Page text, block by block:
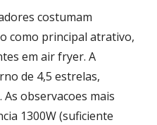
costumam
como principal atrativo,
em air fryer. A
de 4,5 estrelas,
observacoes mais
1300W (suficiente